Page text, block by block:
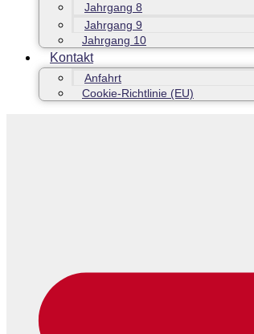
Jahrgang 8
Jahrgang 9
Jahrgang 10
Kontakt
Anfahrt
Cookie-Richtlinie (EU)